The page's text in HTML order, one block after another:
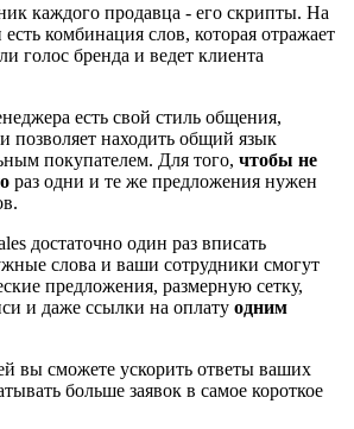
каждого продавца - его скрипты. На
комбинация слов, которая отражает
голос бренда и ведет клиента
есть свой стиль общения,
позволяет находить общий язык
покупателем. Для того, чтобы не
раз одни и те же предложения нужен
достаточно один раз вписать
слова и ваши сотрудники смогут
предложения, размерную сетку,
и даже ссылки на оплату одним
вы сможете ускорить ответы ваших
больше заявок в самое короткое